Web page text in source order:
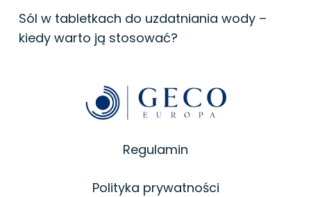
Sól w tabletkach do uzdatniania wody –
kiedy warto ją stosować?
Regulamin
Polityka prywatności